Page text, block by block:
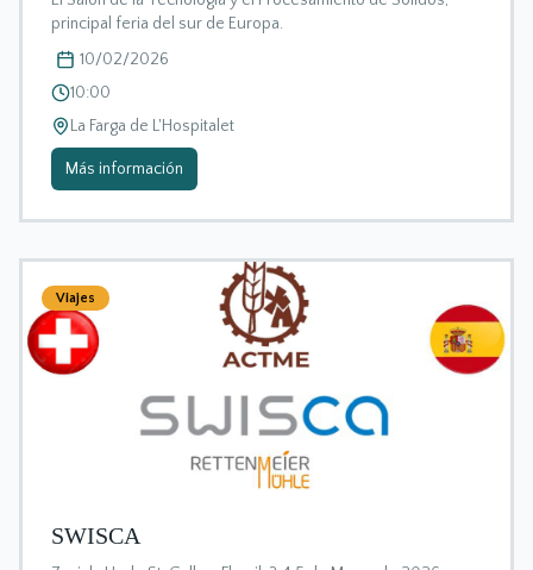
principal feria del sur de Europa.
10/02/2026
10:00
La Farga de L'Hospitalet
Más información
Viajes
SWISCA